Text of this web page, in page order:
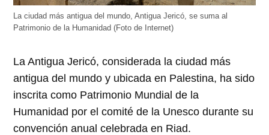
La ciudad más antigua del mundo, Antigua Jericó, se suma al
Patrimonio de la Humanidad (Foto de Internet)
La Antigua Jericó, considerada la ciudad más
antigua del mundo y ubicada en Palestina, ha sido
inscrita como Patrimonio Mundial de la
Humanidad por el comité de la Unesco durante su
convención anual celebrada en Riad.